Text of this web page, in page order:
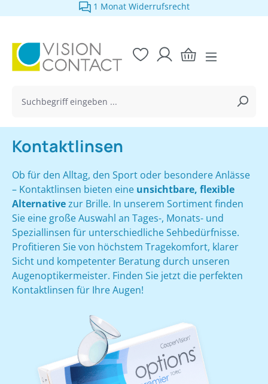
1 Monat Widerrufsrecht
Kontaktlinsen
Ob für den Alltag, den Sport oder besondere Anlässe
– Kontaktlinsen bieten eine unsichtbare, flexible
Alternativezur Brille. In unserem Sortiment finden
Sie eine große Auswahl an Tages-, Monats- und
Speziallinsen für unterschiedliche Sehbedürfnisse.
Profitieren Sie von höchstem Tragekomfort, klarer
Sicht und kompetenter Beratung durch unseren
Augenoptikermeister. Finden Sie jetzt die perfekten
Kontaktlinsen für Ihre Augen!